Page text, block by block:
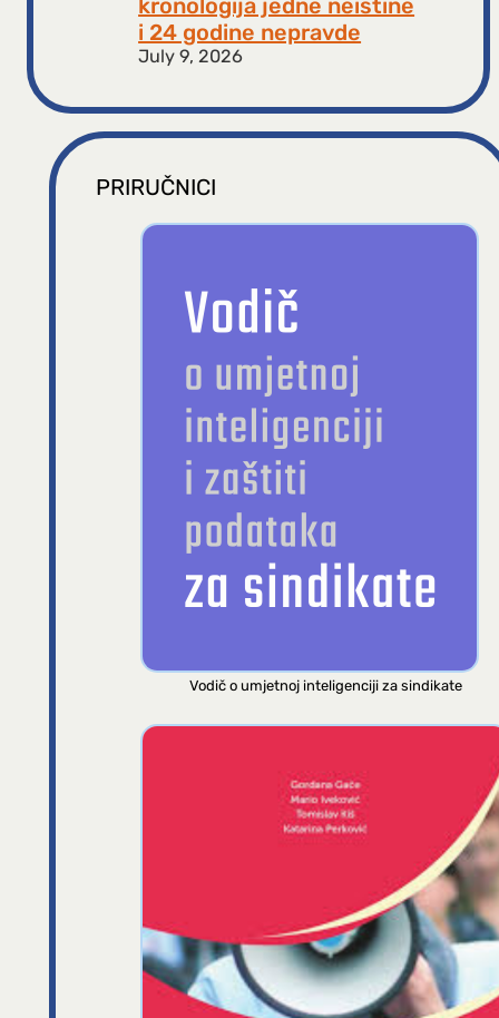
kronologija jedne neistine
i 24 godine nepravde
July 9, 2026
PRIRUČNICI
Vodič o umjetnoj inteligenciji za sindikate